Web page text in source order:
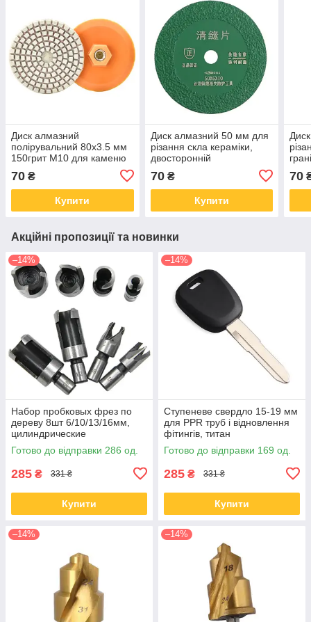
Диск алмазний
полірувальний 80x3.5 мм
150грит M10 для каменю
70 ₴
Купити
Диск алмазний 50 мм для
різання скла кераміки,
двосторонній
70₴
Купити
70
Акційні пропозиції та новинки
–14%
Набор пробковых фрез по
дереву 8шт 6/10/13/16мм,
цилиндрические
Готово до відправки 286 од.
285 ₴ 331 ₴
Купити
–14%
Ступеневе свердло 15-19 мм
для PPR труб і відновлення
фітингів, титан
Готово до відправки 169 од.
285 ₴ 331 ₴
Купити
–14% –14%